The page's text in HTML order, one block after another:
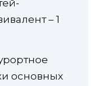
– 1
основных